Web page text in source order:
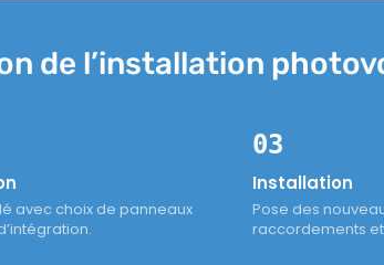
de l’installation
avec choix de panneaux
03
Installation
Pose des
raccordements